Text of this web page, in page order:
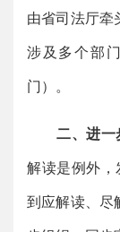
由省司法厅牵
涉及多个部
门）。
二、进一
解读是例外，
到应解读、尽